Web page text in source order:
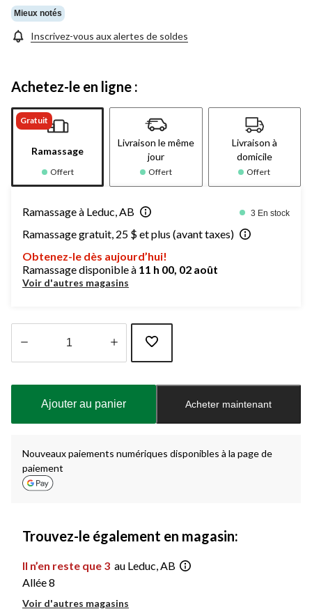
Mieux notés
Inscrivez-vous aux alertes de soldes
Achetez-le en ligne :
Gratuit
Ramassage
Offert
Livraison le même
jour
Offert
Livraison à
domicile
Offert
Ramassage à Leduc, AB 3 En stock
Ramassage gratuit, 25 $ et plus (avant taxes)
Obtenez-le dès aujourd’hui!
Ramassage disponible à 11 h 00, 02 août
Voir d'autres magasins
à
Ajouter au panier Acheter maintenant
Nouveaux paiements numériques disponibles à la page de
paiement
Trouvez-le également en magasin:
Il n’en reste que 3 au Leduc, AB
Allée 8
Voir d'autres magasins